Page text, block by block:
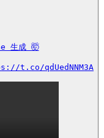
生成 🤯
t.co/qdUedNNM3A